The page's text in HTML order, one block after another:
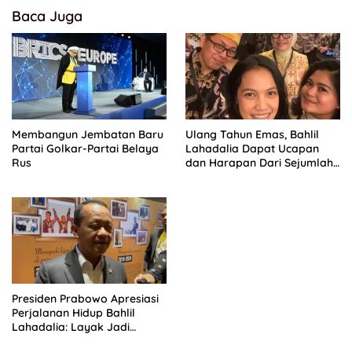
Baca Juga
Membangun Jembatan Baru
Partai Golkar-Partai Belaya
Rus
Ulang Tahun Emas, Bahlil
Lahadalia Dapat Ucapan
dan Harapan Dari Sejumlah
Presiden Prabowo Apresiasi
Perjalanan Hidup Bahlil
Lahadalia: Layak Jadi